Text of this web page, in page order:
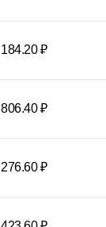
184.20 ₽
806.40 ₽
276.60 ₽